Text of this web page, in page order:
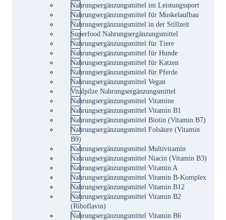
Nahrungsergänzungsmittel im Leistungssport
Nahrungsergänzungsmittel für Muskelaufbau
Nahrungsergänzungsmittel in der Stillzeit
Superfood Nahrungsergänzungsmittel
Nahrungsergänzungsmittel für Tiere
Nahrungsergänzungsmittel für Hunde
Nahrungsergänzungsmittel für Katzen
Nahrungsergänzungsmittel für Pferde
Nahrungsergänzungsmittel Vegan
Vitalpilze Nahrungsergänzungsmittel
Nahrungsergänzungsmittel Vitamine
Nahrungsergänzungsmittel Vitamin B1
Nahrungsergänzungsmittel Biotin (Vitamin B7)
Nahrungsergänzungsmittel Folsäure (Vitamin
B9)
Nahrungsergänzungsmittel Multivitamin
Nahrungsergänzungsmittel Niacin (Vitamin B3)
Nahrungsergänzungsmittel Vitamin A
Nahrungsergänzungsmittel Vitamin B-Komplex
Nahrungsergänzungsmittel Vitamin B12
Nahrungsergänzungsmittel Vitamin B2
(Riboflavin)
Nahrungsergänzungsmittel Vitamin B6